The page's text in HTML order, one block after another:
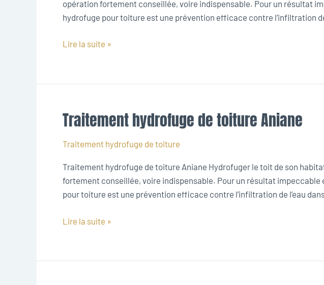
opération fortement conseillée, voire indispensable. Pour un résultat
hydrofuge pour toiture est une prévention efficace contre l’infiltration
Lire la suite »
Traitement hydrofuge de toiture Aniane
Traitement hydrofuge de toiture
Traitement hydrofuge de toiture Aniane Hydrofuger le toit de son
fortement conseillée, voire indispensable. Pour un résultat
pour toiture est une prévention efficace contre l’infiltration de l’eau
Traitement
hydrofuge
de
Aniane
Lire la suite »